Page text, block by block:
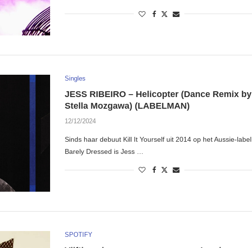
Singles
JESS RIBEIRO – Helicopter (Dance Remix by
Stella Mozgawa) (LABELMAN)
12/12/2024
Sinds haar debuut Kill It Yourself uit 2014 op het Aussie-label
Barely Dressed is Jess …
SPOTIFY